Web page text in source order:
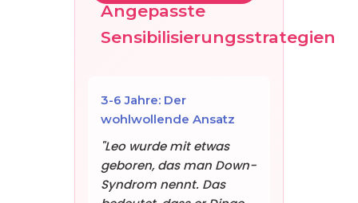
Angepasste
Sensibilisierungsstrategien
3-6 Jahre: Der
wohlwollende Ansatz
"Leo wurde mit etwas
geboren, das man Down-
Syndrom nennt. Das